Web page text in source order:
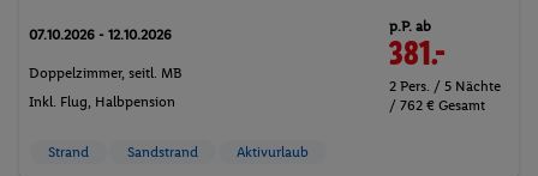
07.10.2026 - 12.10.2026
Doppelzimmer, seitl. MB
Inkl. Flug, Halbpension
p.P. ab
381.-
2 Pers. / 5 Nächte
/ 762 € Gesamt
Strand Sandstrand Aktivurlaub